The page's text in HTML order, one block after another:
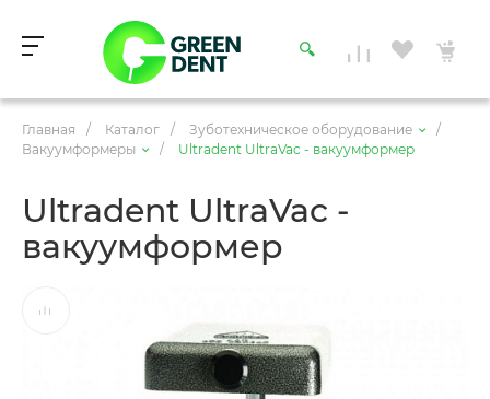
Главная / Каталог / Зуботехническое оборудование
/
Вакуумформеры
/ Ultradent UltraVac - вакуумформер
Ultradent UltraVac -
вакуумформер